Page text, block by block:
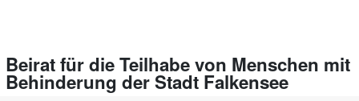
Beirat für die Teilhabe von Menschen mit
Behinderung der Stadt Falkensee